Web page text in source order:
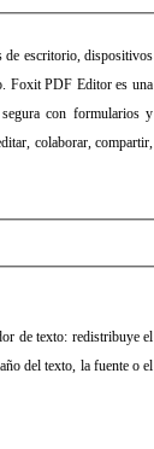
de escritorio, dispositivos
Foxit PDF Editor es una
con formularios y
colaborar, compartir,
de texto: redistribuye el
del texto, la fuente o el